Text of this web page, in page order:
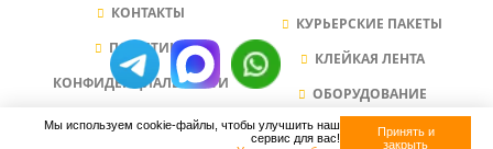
КУРЬЕРСКИЕ ПАКЕТЫ
КЛЕЙКАЯ ЛЕНТА
ОБОРУДОВАНИЕ
НАПОЛНИТЕЛЬ ДЛЯ КОРОБОК
КОНТАКТЫ
ПОЛИТИКА
КОНФИДЕНЦИАЛЬНОСТИ
Мы используем cookie-файлы, чтобы улучшить наш
сервис для вас!
Принять и
закрыть